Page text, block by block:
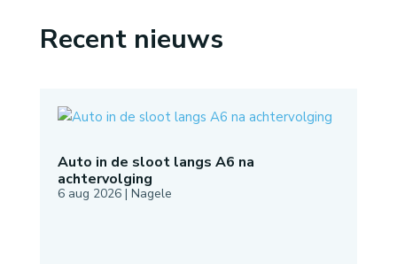
Recent nieuws
Auto in de sloot langs A6 na
achtervolging
6 aug 2026| Nagele